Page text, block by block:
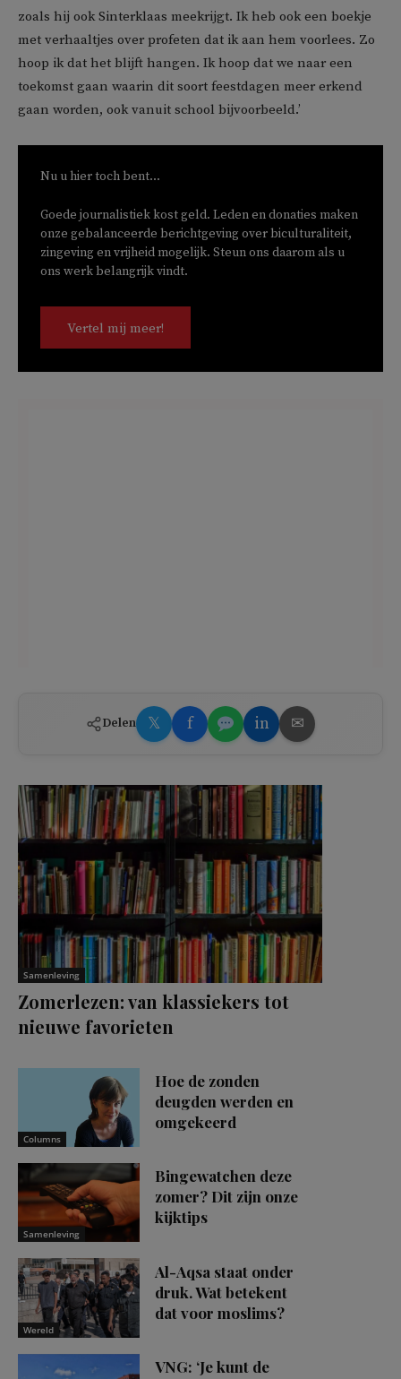
zoals hij ook Sinterklaas meekrijgt. Ik heb ook een boekje
met verhaaltjes over profeten dat ik aan hem voorlees. Zo
hoop ik dat het blijft hangen. Ik hoop dat we naar een
toekomst gaan waarin dit soort feestdagen meer erkend
gaan worden, ook vanuit school bijvoorbeeld.’
Nu u hier toch bent...
Goede journalistiek kost geld. Leden en donaties maken
onze gebalanceerde berichtgeving over biculturaliteit,
zingeving en vrijheid mogelijk. Steun ons daarom als u
ons werk belangrijk vindt.
Vertel mij meer!
Delen 𝕏 f in ✉
Samenleving
Zomerlezen: van klassiekers tot
nieuwe favorieten
Columns
Hoe de zonden
deugden werden en
omgekeerd
Samenleving
Bingewatchen deze
zomer? Dit zijn onze
kijktips
Wereld
Al-Aqsa staat onder
druk. Wat betekent
dat voor moslims?
VNG: ‘Je kunt de